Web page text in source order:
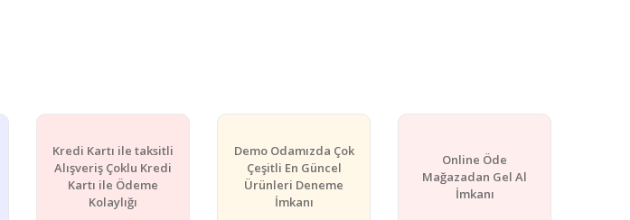
Kredi Kartı ile taksitli
Alışveriş Çoklu Kredi
Kartı ile Ödeme
Kolaylığı
Demo Odamızda Çok
Çeşitli En Güncel
Ürünleri Deneme
İmkanı
Online Öde
Mağazadan Gel Al
İmkanı